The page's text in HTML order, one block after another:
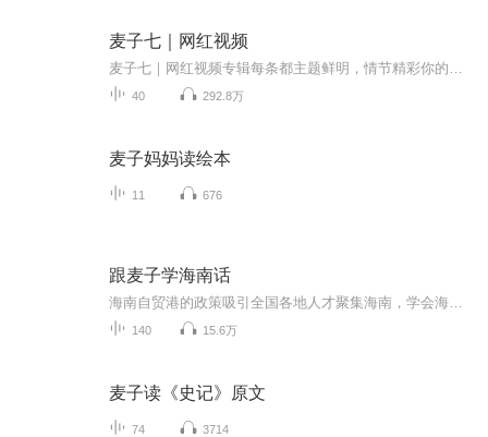
麦子七｜网红视频
40 292.8万
麦子妈妈读绘本
11 676
跟麦子学海南话
140 15.6万
麦子读《史记》原文
74 3714